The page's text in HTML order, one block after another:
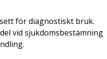
för diagnostiskt bruk.
vid sjukdomsbestämning